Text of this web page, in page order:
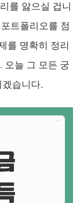
를 앓으실 겁니
트폴리오를 점
를 명확히 정리
오늘 그 모든 궁
습니다.